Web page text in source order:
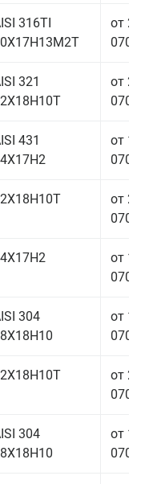
316TI
от
321
от
431
от
от
от
304
от
от
304
от